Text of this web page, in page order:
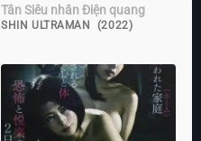
Tân Siêu nhân Điện quang
SHIN ULTRAMAN (2022)